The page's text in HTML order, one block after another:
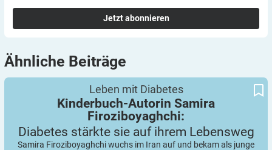
Jetzt abonnieren
Ähnliche Beiträge
Leben mit Diabetes
Kinderbuch-Autorin Samira
Firoziboyaghchi:
Diabetes stärkte sie auf ihrem Lebensweg
Samira Firoziboyaghchi wuchs im Iran auf und bekam als junge